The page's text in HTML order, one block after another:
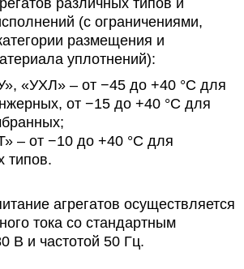
(с ограничениями,
размещения и
уплотнений):
«УХЛ» – от −45 до +40 °С для
от −15 до +40 °С для
– от −10 до +40 °С для
типов.
агрегатов осуществляется
тока со стандартным
В и частотой 50 Гц.